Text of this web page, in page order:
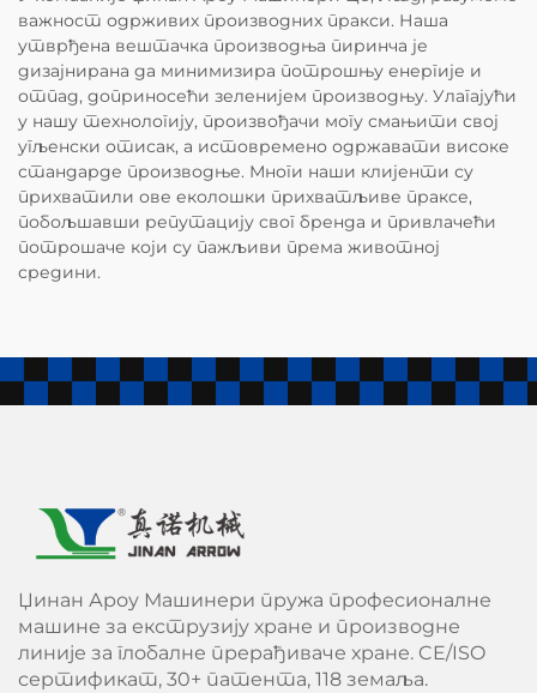
важност одрживих производних пракси. Наша
утврђена вештачка производња пиринча је
дизајнирана да минимизира потрошњу енергије и
отпад, доприносећи зеленијем производњу. Улагајући
у нашу технологију, произвођачи могу смањити свој
угљенски отисак, а истовремено одржавати високе
стандарде производње. Многи наши клијенти су
прихватили ове еколошки прихватљиве праксе,
побољшавши репутацију свог бренда и привлачећи
потрошаче који су пажљиви према животној
средини.
Џинан Ароу Машинери пружа професионалне
машине за екструзију хране и производне
линије за глобалне прерађиваче хране. CE/ISO
сертификат, 30+ патента, 118 земаља.